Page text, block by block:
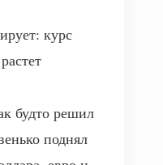
будто решил
поднял